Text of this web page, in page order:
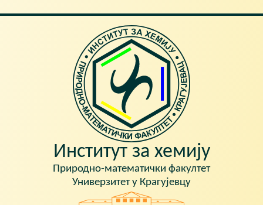
Институт за хемију
Природно-математички факултет
Универзитет у Крагујевцу